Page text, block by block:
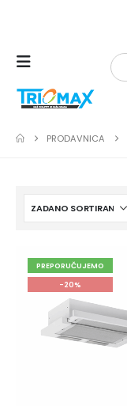
PRODAVNICA
PREPORUČUJEMO
-20%